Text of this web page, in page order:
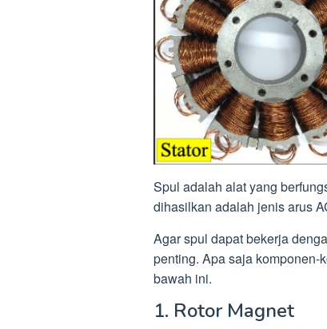
Spul adalah alat yang
dihasilkan adalah jenis arus
Agar spul dapat bekerja
penting. Apa saja komponen-
bawah ini.
1. Rotor Magnet